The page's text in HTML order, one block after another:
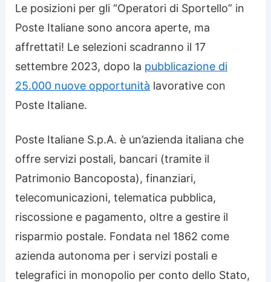
Le posizioni per gli “Operatori di Sportello” in
Poste Italiane sono ancora aperte, ma
affrettati! Le selezioni scadranno il 17
settembre 2023, dopo la pubblicazione di
25.000 nuove opportunità lavorative con
Poste Italiane.
Poste Italiane S.p.A. è un’azienda italiana che
offre servizi postali, bancari (tramite il
Patrimonio Bancoposta), finanziari,
telecomunicazioni, telematica pubblica,
riscossione e pagamento, oltre a gestire il
risparmio postale. Fondata nel 1862 come
azienda autonoma per i servizi postali e
telegrafici in monopolio per conto dello Stato,